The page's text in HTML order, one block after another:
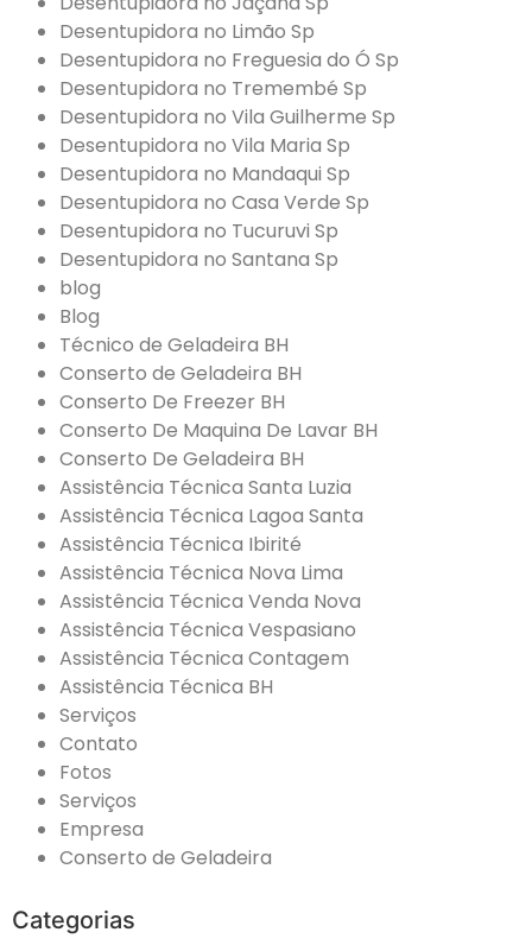
Desentupidora no Limão Sp
Desentupidora no Freguesia do Ó Sp
Desentupidora no Tremembé Sp
Desentupidora no Vila Guilherme Sp
Desentupidora no Vila Maria Sp
Desentupidora no Mandaqui Sp
Desentupidora no Casa Verde Sp
Desentupidora no Tucuruvi Sp
Desentupidora no Santana Sp
blog
Blog
Técnico de Geladeira BH
Conserto de Geladeira BH
Conserto De Freezer BH
Conserto De Maquina De Lavar BH
Conserto De Geladeira BH
Assistência Técnica Santa Luzia
Assistência Técnica Lagoa Santa
Assistência Técnica Ibirité
Assistência Técnica Nova Lima
Assistência Técnica Venda Nova
Assistência Técnica Vespasiano
Assistência Técnica Contagem
Assistência Técnica BH
Serviços
Contato
Fotos
Serviços
Empresa
Conserto de Geladeira
Categorias